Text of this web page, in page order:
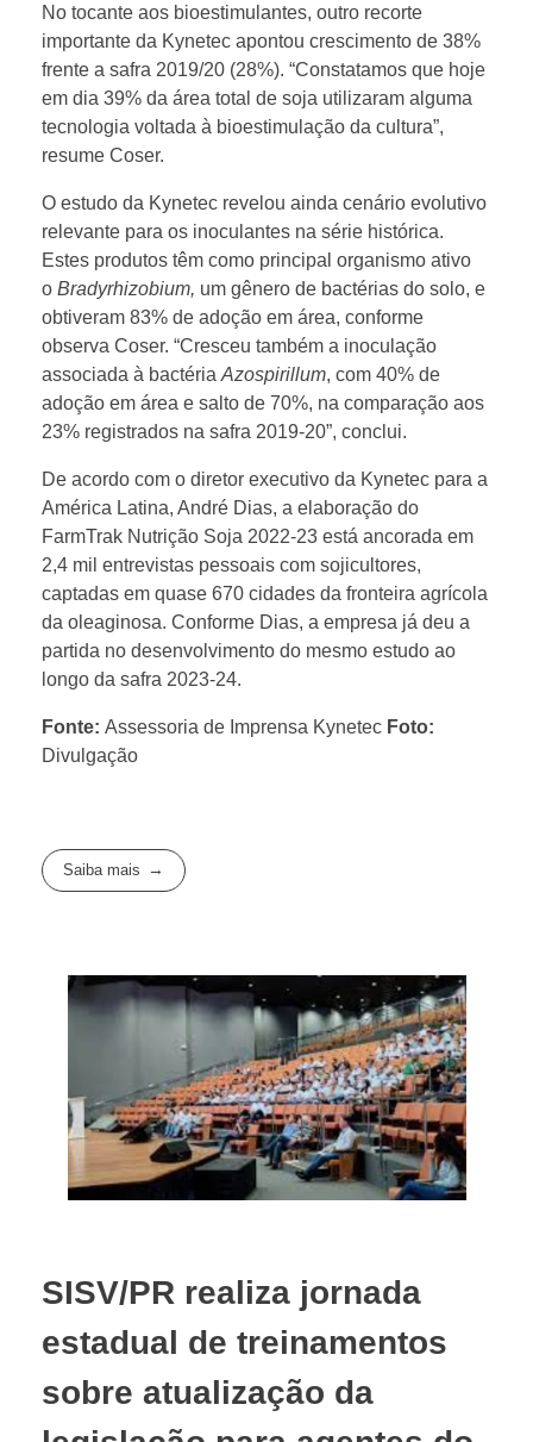
No tocante aos bioestimulantes, outro recorte
importante da Kynetec apontou crescimento de 38%
frente a safra 2019/20 (28%). “Constatamos que hoje
em dia 39% da área total de soja utilizaram alguma
tecnologia voltada à bioestimulação da cultura”,
resume Coser.
O estudo da Kynetec revelou ainda cenário evolutivo
relevante para os inoculantes na série histórica.
Estes produtos têm como principal organismo ativo
o Bradyrhizobium, um gênero de bactérias do solo, e
obtiveram 83% de adoção em área, conforme
observa Coser. “Cresceu também a inoculação
associada à bactéria Azospirillum, com 40% de
adoção em área e salto de 70%, na comparação aos
23% registrados na safra 2019-20”, conclui.
De acordo com o diretor executivo da Kynetec para a
América Latina, André Dias, a elaboração do
FarmTrak Nutrição Soja 2022-23 está ancorada em
2,4 mil entrevistas pessoais com sojicultores,
captadas em quase 670 cidades da fronteira agrícola
da oleaginosa. Conforme Dias, a empresa já deu a
partida no desenvolvimento do mesmo estudo ao
longo da safra 2023-24.
Fonte: Assessoria de Imprensa Kynetec Foto:
Divulgação
Saiba mais
SISV/PR realiza jornada
estadual de treinamentos
sobre atualização da